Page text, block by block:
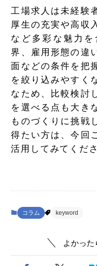
工場求人は未経験
厚生の充実や高収
など多彩な魅力
界、雇用形態の違
面などの条件を把
を絞り込みやすく
なため、比較検討
を選べる点も大き
ものづくりに挑戦
得たい方は、今回
活用してみてくださ
コラム keyword
よかった